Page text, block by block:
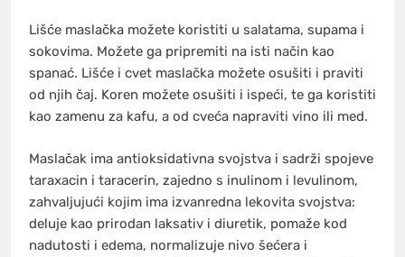
Lišće maslačka možete koristiti u salatama, supama i
sokovima. Možete ga pripremiti na isti način kao
spanać. Lišće i cvet maslačka možete osušiti i praviti
od njih čaj. Koren možete osušiti i ispeći, te ga koristiti
kao zamenu za kafu, a od cveća napraviti vino ili med.
Maslačak ima antioksidativna svojstva i sadrži spojeve
taraxacin i taracerin, zajedno s inulinom i levulinom,
zahvaljujući kojim ima izvanredna lekovita svojstva:
deluje kao prirodan laksativ i diuretik, pomaže kod
nadutosti i edema, normalizuje nivo šećera i